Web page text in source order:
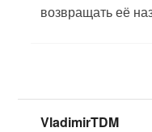
возвращать её
VladimirTDM